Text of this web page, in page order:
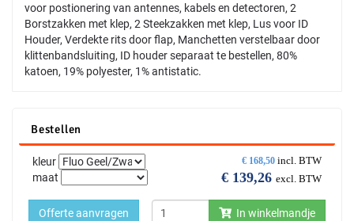
voor postionering van antennes, kabels en detectoren, 2
Borstzakken met klep, 2 Steekzakken met klep, Lus voor ID
Houder, Verdekte rits door flap, Manchetten verstelbaar door
klittenbandsluiting, ID houder separaat te bestellen, 80%
katoen, 19% polyester, 1% antistatic.
Bestellen
€ 168,50 incl. BTW
€ 139,26 excl. BTW
kleur
maat
In winkelmandje
Offerte aanvragen